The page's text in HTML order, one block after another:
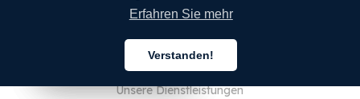
Erfahren Sie mehr
Verstanden!
Über uns
Unsere Dienstleistungen
Deutsch
Deutsch
Deutsch